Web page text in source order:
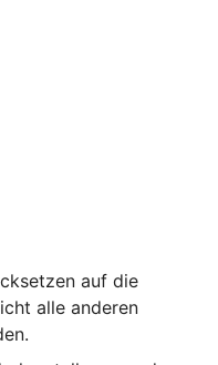
auf die
alle anderen